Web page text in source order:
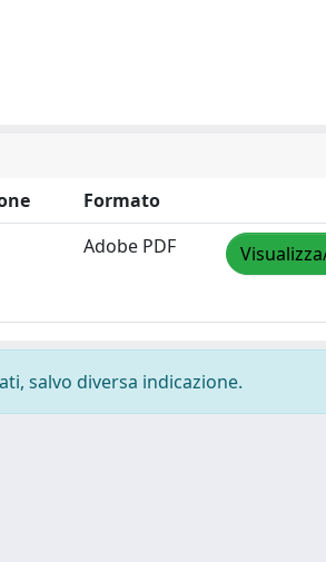
Formato
Adobe PDF
salvo diversa indicazione.